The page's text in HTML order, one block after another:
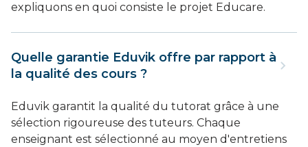
expliquons en quoi consiste le projet Educare.
Quelle garantie Eduvik offre par rapport à
la qualité des cours ?
Eduvik garantit la qualité du tutorat grâce à une
sélection rigoureuse des tuteurs. Chaque
enseignant est sélectionné au moyen d'entretiens